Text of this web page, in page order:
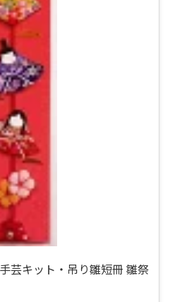
芸キット・吊り雛短冊 雛祭